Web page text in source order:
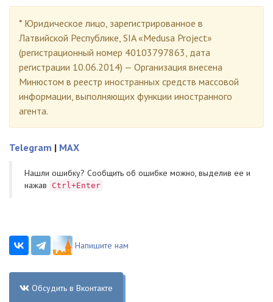
* Юридическое лицо, зарегистрированное в
Латвийской Республике, SIA «Medusa Project»
(регистрационный номер 40103797863, дата
регистрации 10.06.2014) — Организация внесена
Минюстом в реестр иностранных средств массовой
информации, выполняющих функции иностранного
агента.
Telegram | MAX
Нашли ошибку? Cообщить об ошибке можно, выделив ее и
нажав
Ctrl+Enter
Напишите нам
Обсудить в Вконтакте